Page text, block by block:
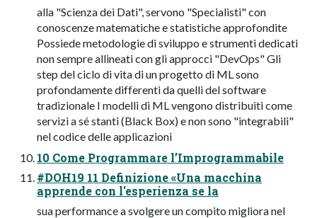
alla "Scienza dei Dati", servono "Specialisti" con
conoscenze matematiche e statistiche approfondite
Possiede metodologie di sviluppo e strumenti dedicati
non sempre allineati con gli approcci "DevOps" Gli
step del ciclo di vita di un progetto di ML sono
profondamente differenti da quelli del software
tradizionale I modelli di ML vengono distribuiti come
servizi a sé stanti (Black Box) e non sono "integrabili"
nel codice delle applicazioni
10 Come Programmare l’Improgrammabile
#DOH19 11 Definizione «Una macchina
apprende con l'esperienza se la
sua performance a svolgere un compito migliora nel